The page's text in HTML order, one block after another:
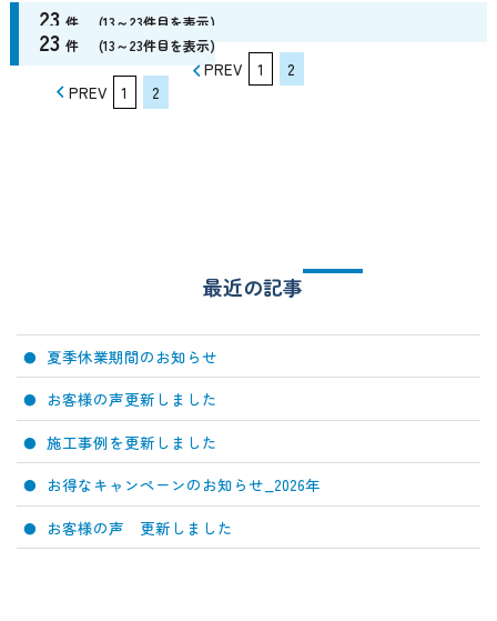
23 件 (13～23件目を表示)
PREV 1 2
23 件 (13～23件目を表示)
PREV 1 2
最近の記事
夏季休業期間のお知らせ
お客様の声更新しました
施工事例を更新しました
お得なキャンペーンのお知らせ_2026年
お客様の声 更新しました